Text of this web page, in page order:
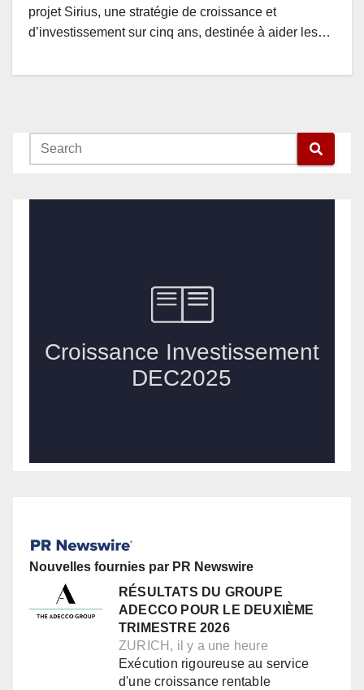
projet Sirius, une stratégie de croissance et
d’investissement sur cinq ans, destinée à aider les…
Nouvelles fournies par PR Newswire
RÉSULTATS DU GROUPE
ADECCO POUR LE DEUXIÈME
TRIMESTRE 2026
ZURICH, il y a une heure
Exécution rigoureuse au service
d'une croissance rentable